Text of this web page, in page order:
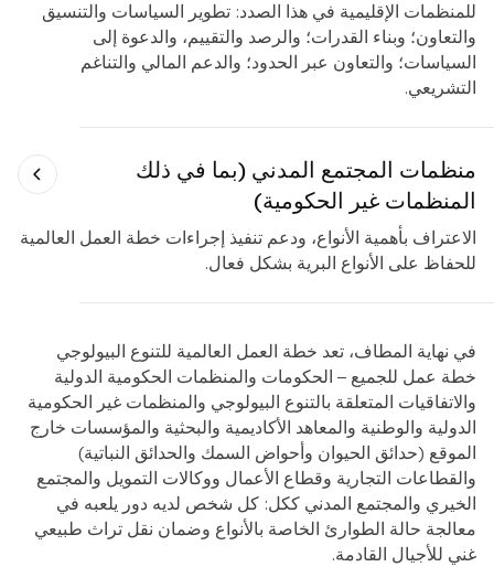
للمنظمات الإقليمية في هذا الصدد: تطوير السياسات والتنسيق
والتعاون؛ وبناء القدرات؛ والرصد والتقييم، والدعوة إلى
السياسات؛ والتعاون عبر الحدود؛ والدعم المالي والتناغم
التشريعي.
منظمات المجتمع المدني (بما في ذلك
المنظمات غير الحكومية)
الاعتراف بأهمية الأنواع، ودعم تنفيذ إجراءات خطة العمل العالمية
للحفاظ على الأنواع البرية بشكل فعال.
في نهاية المطاف، تعد خطة العمل العالمية للتنوع البيولوجي
خطة عمل للجميع – الحكومات والمنظمات الحكومية الدولية
والاتفاقيات المتعلقة بالتنوع البيولوجي والمنظمات غير الحكومية
الدولية والوطنية والمعاهد الأكاديمية والبحثية والمؤسسات خارج
الموقع (حدائق الحيوان وأحواض السمك والحدائق النباتية)
والقطاعات التجارية وقطاع الأعمال ووكالات التمويل والمجتمع
الخيري والمجتمع المدني ككل: كل شخص لديه دور يلعبه في
معالجة حالة الطوارئ الخاصة بالأنواع وضمان نقل تراث طبيعي
غني للأجيال القادمة.